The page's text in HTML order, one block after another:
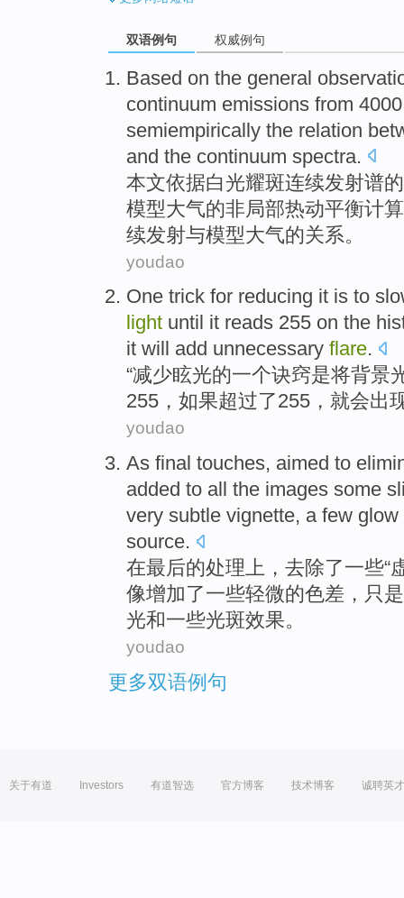
双语例句 权威例句
Based on the general
continuum emissions from
semiempirically the relation
and the continuum spectra.
本文依据白光耀斑连续发射谱的
模型大气的非局部热动平衡计
续发射与模型大气的关系。
youdao
One trick for reducing it is to
light until it reads 255 on the
it will add unnecessary flare.
“减少眩光的一个诀窍是将背景
255， 如果超过了255， 就会出
youdao
As final touches, aimed to
added to all the images some
very subtle vignette, a few glow
source.
在最后的处理上， 去除了一些“
像增加了一些轻微的色差 ，只
光和一些光斑效果。
youdao
更多双语例句
关于有道 Investors 有道智选 官方博客 技术博客 诚聘英才